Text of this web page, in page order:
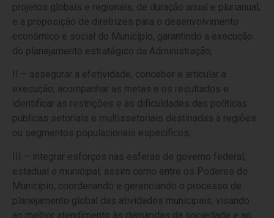
projetos globais e regionais, de duração anual e plurianual,
e a proposição de diretrizes para o desenvolvimento
econômico e social do Município, garantindo a execução
do planejamento estratégico da Administração;
II – assegurar a efetividade, conceber e articular a
execução, acompanhar as metas e os resultados e
identificar as restrições e as dificuldades das políticas
públicas setoriais e multissetoriais destinadas a regiões
ou segmentos populacionais específicos;
III – integrar esforços nas esferas de governo federal,
estadual e municipal, assim como entre os Poderes do
Município, coordenando e gerenciando o processo de
planejamento global das atividades municipais, visando
ao melhor atendimento às demandas da sociedade e ao